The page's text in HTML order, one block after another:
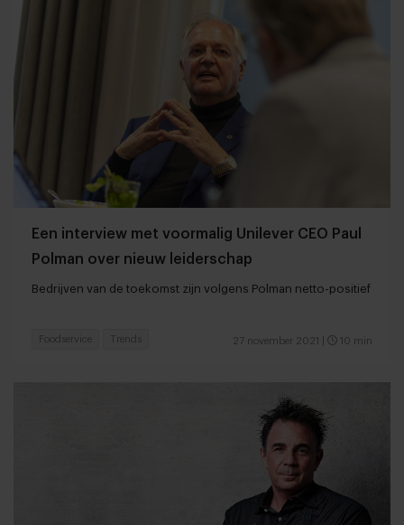
Een interview met voormalig Unilever CEO Paul
Polman over nieuw leiderschap
Bedrijven van de toekomst zijn volgens Polman netto-positief
27 november 2021 10 min
Foodservice Trends